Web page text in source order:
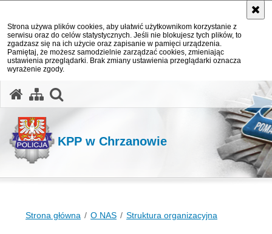
Strona używa plików cookies, aby ułatwić użytkownikom korzystanie z
serwisu oraz do celów statystycznych. Jeśli nie blokujesz tych plików, to
zgadzasz się na ich użycie oraz zapisanie w pamięci urządzenia.
Pamiętaj, że możesz samodzielnie zarządzać cookies, zmieniając
ustawienia przeglądarki. Brak zmiany ustawienia przeglądarki oznacza
wyrażenie zgody.
KPP w Chrzanowie
Strona główna O NAS Struktura organizacyjna